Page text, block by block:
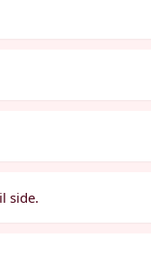
side.